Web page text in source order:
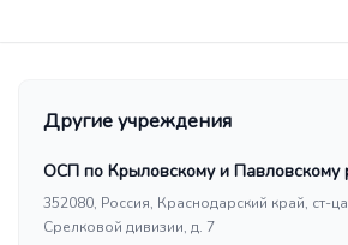
Другие учреждения
ОСП по Крыловскому и Павловскому
352080, Россия, Краснодарский край, ст-
Срелковой дивизии, д. 7